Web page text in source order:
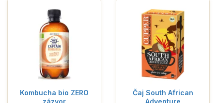
Kombucha bio ZERO
zázvor
Čaj South African
Adventure